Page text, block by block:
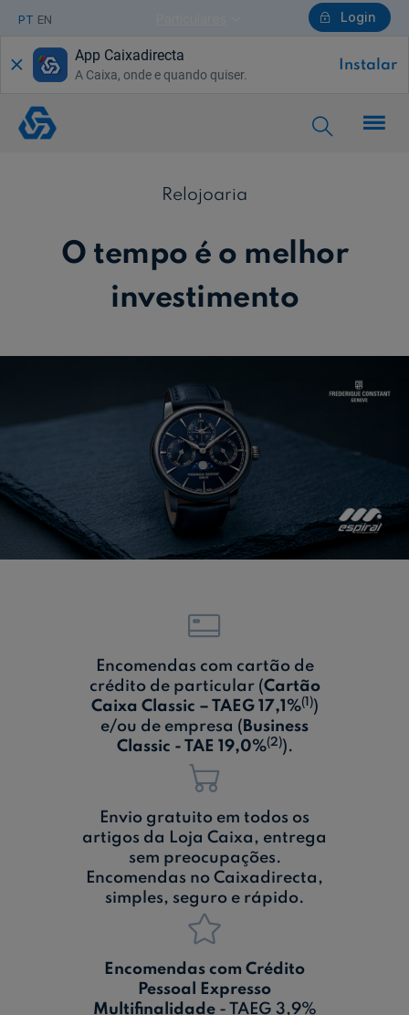
PT EN Login
Particulares
Saiba mais sobre a Chave Móvel Digital
Empresas
Quero ser cliente:
Aderir ao Caixadirecta Particulares
Aderir ao Caixadirecta Empresas
Recomendações de Segurança
App Caixadirecta
A Caixa, onde e quando quiser.
Instalar
Relojoaria
Relojoaria
O tempo é o melhor
investimento
Encomendas com cartão de
crédito de particular (Cartão
Caixa Classic – TAEG 17,1%(1))
e/ou de empresa ( Business
Classic - TAE 19,0%(2)).
Envio gratuito em todos os
artigos da Loja Caixa, entrega
sem preocupações.
Encomendas no Caixadirecta,
simples, seguro e rápido.
Encomendas com Crédito
Pessoal Expresso
Multifinalidade- TAEG 3,9%